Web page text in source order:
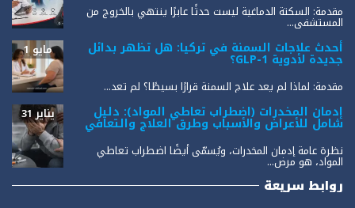
مقدمة: السكتة الدماغية ليست حدثًا عابرًا ينتهي بالخروج من
المستشفى...
أحدث علاجات السمنة في تركيا: هل تظهر بدائل
جديدة لأدوية GLP-1؟
مايو 1
مقدمة: لماذا لم يعد علاج السمنة قرارًا بسيطًا؟ لم تعد...
إدمان المخدرات (اضطراب تعاطي المواد): دليل
شامل للأعراض والأسباب وطرق العلاج والتعافي
يناير 31
نظرة عامة إدمان المخدرات، ويُسمّى أيضًا اضطراب تعاطي
المواد، هو مرض...
روابط سريعة